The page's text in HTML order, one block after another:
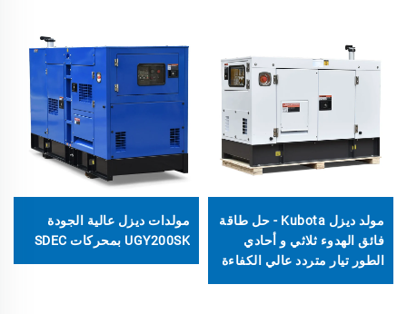
مولد ديزل Kubota - حل طاقة
فائق الهدوء ثلاثي و أحادي
الطور تيار متردد عالي الكفاءة
مولدات ديزل عالية الجودة
UGY200SK بمحركات SDEC